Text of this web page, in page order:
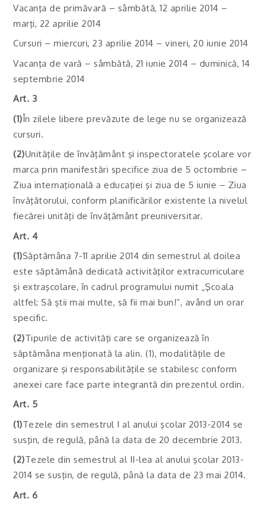
Vacanţa de primăvară – sâmbătă, 12 aprilie 2014 –
marţi, 22 aprilie 2014
Cursuri – miercuri, 23 aprilie 2014 – vineri, 20 iunie 2014
Vacanţa de vară – sâmbătă, 21 iunie 2014 – duminică, 14
septembrie 2014
Art. 3
(1)În zilele libere prevăzute de lege nu se organizează
cursuri.
(2)Unităţile de învăţământ şi inspectoratele şcolare vor
marca prin manifestări specifice ziua de 5 octombrie –
Ziua internaţională a educaţiei şi ziua de 5 iunie – Ziua
învăţătorului, conform planificărilor existente la nivelul
fiecărei unităţi de învăţământ preuniversitar.
Art. 4
(1)Săptămâna 7-11 aprilie 2014 din semestrul al doilea
este săptămână dedicată activităţilor extracurriculare
şi extraşcolare, în cadrul programului numit „Şcoala
altfel: Să ştii mai multe, să fii mai bun!”, având un orar
specific.
(2)Tipurile de activităţi care se organizează în
săptămâna menţionată la alin. (1), modalităţile de
organizare şi responsabilităţile se stabilesc conform
anexei care face parte integrantă din prezentul ordin.
Art. 5
(1)Tezele din semestrul I al anului şcolar 2013-2014 se
susţin, de regulă, până la data de 20 decembrie 2013.
(2)Tezele din semestrul al II-lea al anului şcolar 2013-
2014 se susţin, de regulă, până la data de 23 mai 2014.
Art. 6